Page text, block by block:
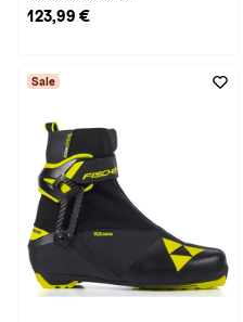
123,99 €
Sale